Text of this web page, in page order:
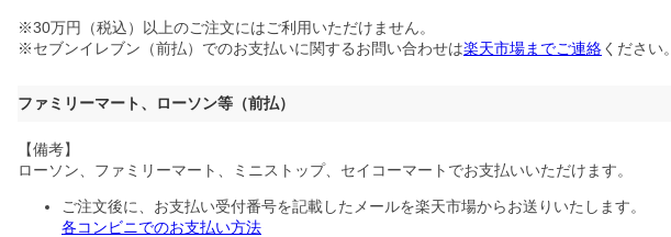
※30万円（税込）以上のご注文にはご利用いただけません。
※セブンイレブン（前払）でのお支払いに関するお問い合わせは楽天市場までご連絡ください。
ファミリーマート、ローソン等（前払）
【備考】
ローソン、ファミリーマート、ミニストップ、セイコーマートでお支払いいただけます。
ご注文後に、お支払い受付番号を記載したメールを楽天市場からお送りいたします。
各コンビニでのお支払い方法